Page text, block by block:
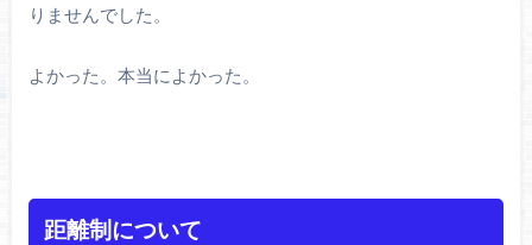
りませんでした。
よかった。本当によかった。
距離制について